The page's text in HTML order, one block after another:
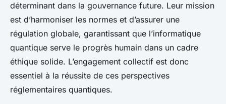
déterminant dans la gouvernance future. Leur mission
est d’harmoniser les normes et d’assurer une
régulation globale, garantissant que l’informatique
quantique serve le progrès humain dans un cadre
éthique solide. L’engagement collectif est donc
essentiel à la réussite de ces perspectives
réglementaires quantiques.